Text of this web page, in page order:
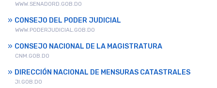
WWW.SENADORD.GOB.DO
CONSEJO DEL PODER JUDICIAL
WWW.PODERJUDICIAL.GOB.DO
CONSEJO NACIONAL DE LA MAGISTRATURA
CNM.GOB.DO
DIRECCIÓN NACIONAL DE MENSURAS CATASTRALES
JI.GOB.DO